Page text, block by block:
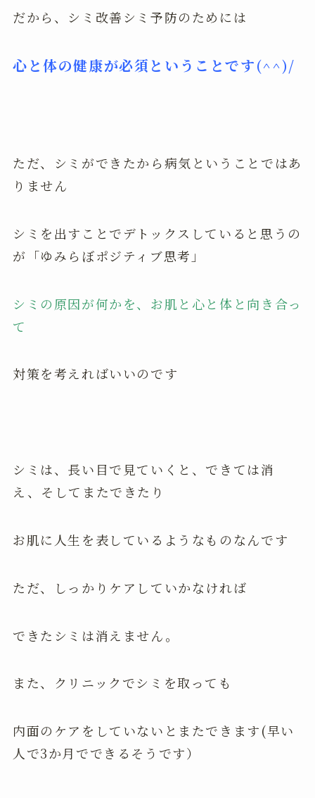
だから、シミ改善シミ予防のためには
心と体の健康が必須ということです(^^)/
ただ、シミができたから病気ということではあ
りません
シミを出すことでデトックスしていると思うの
が「ゆみらぼポジティブ思考」
シミの原因が何かを、お肌と心と体と向き合っ
て
対策を考えればいいのです
シミは、長い目で見ていくと、できては消
え、そしてまたできたり
お肌に人生を表しているようなものなんです
ただ、しっかりケアしていかなければ
できたシミは消えません。
また、クリニックでシミを取っても
内面のケアをしていないとまたできます(早い
人で3か月でできるそうです）